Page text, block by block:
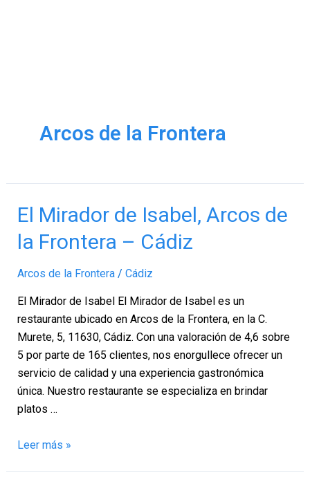
Arcos de la Frontera
El Mirador de Isabel, Arcos de
la Frontera – Cádiz
Arcos de la Frontera/ Cádiz
El Mirador de Isabel El Mirador de Isabel es un
restaurante ubicado en Arcos de la Frontera, en la C.
Murete, 5, 11630, Cádiz. Con una valoración de 4,6 sobre
5 por parte de 165 clientes, nos enorgullece ofrecer un
servicio de calidad y una experiencia gastronómica
única. Nuestro restaurante se especializa en brindar
platos …
El
Mirador
de
Arcos
de
la
Frontera
–
Cádiz
Leer más »